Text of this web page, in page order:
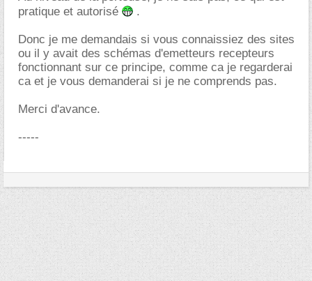
pratique et autorisé
.
Donc je me demandais si vous connaissiez des sites
ou il y avait des schémas d'emetteurs recepteurs
fonctionnant sur ce principe, comme ca je regarderai
ca et je vous demanderai si je ne comprends pas.
Merci d'avance.
-----